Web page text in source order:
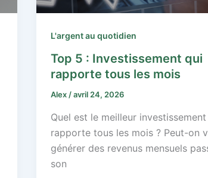
L'argent au quotidien
Top 5 : Investissement qui
rapporte tous les mois
Alex /avril 24, 2026
Quel est le meilleur
rapporte tous les mois ? Peut-on
générer des revenus mensuels
son